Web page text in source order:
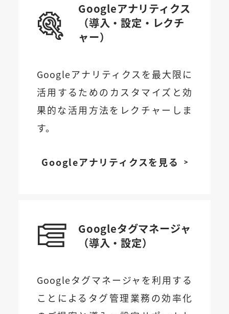
Googleアナリティクス
（導入・設定・レクチ
ャー）
Googleアナリティクスを最大限に
活用するためのカスタマイズと効
果的な活用方法をレクチャーしま
す。
Googleアナリティクスを見る
Googleタグマネージャ
（導入・設定）
Googleタグマネージャを利用する
ことによるタグ管理業務の効率化